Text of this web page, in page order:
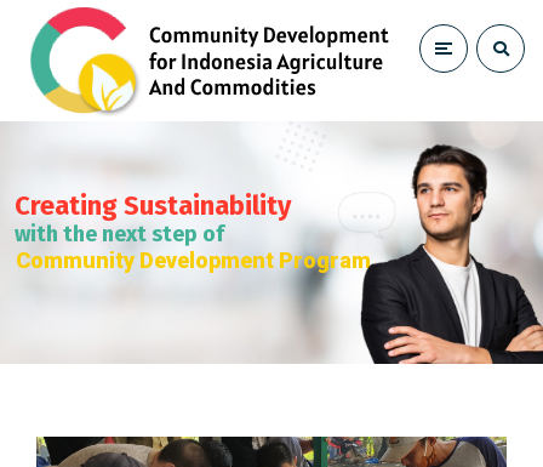
Creating Sustainability
with the next step of
Community Development Program